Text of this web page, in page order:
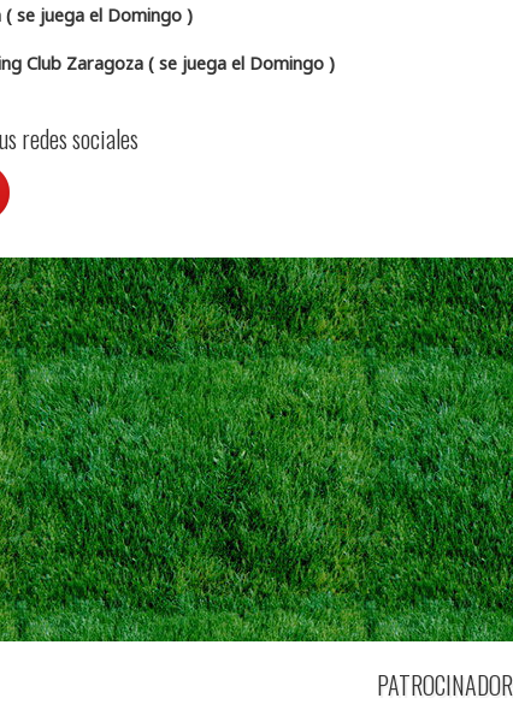
( se juega el Domingo )
Club Zaragoza ( se juega el Domingo )
redes sociales